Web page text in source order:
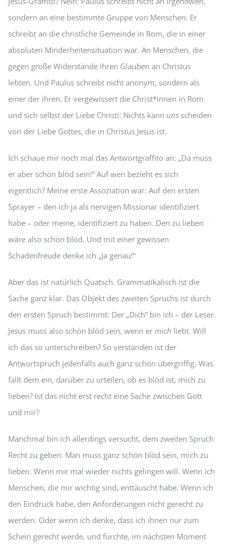
sondern an eine bestimmte Gruppe von Menschen. Er
schreibt an die christliche Gemeinde in Rom, die in einer
absoluten Minderheitensituation war. An Menschen, die
gegen große Widerstände ihren Glauben an Christus
lebten. Und Paulus schreibt nicht anonym, sondern als
einer der ihren. Er vergewissert die Christ*innen in Rom
und sich selbst der Liebe Christi: Nichts kann unsscheiden
von der Liebe Gottes, die in Christus Jesus ist.
Ich schaue mir noch mal das Antwortgraffito an: „Da muss
er aber schön blöd sein!“ Auf wen bezieht es sich
eigentlich? Meine erste Assoziation war: Auf den ersten
Sprayer – den ich ja als nervigen Missionar identifiziert
habe – oder meine, identifiziert zu haben. Den zu lieben
wäre also schön blöd. Und mit einer gewissen
Schadenfreude denke ich „Ja genau!“
Aber das ist natürlich Quatsch. Grammatikalisch ist die
Sache ganz klar. Das Objekt des zweiten Spruchs ist durch
den ersten Spruch bestimmt: Der „Dich“ bin ich – der Leser.
Jesus muss also schön blöd sein, wenn er mich liebt. Will
ich das so unterschreiben? So verstanden ist der
Antwortspruch jedenfalls auch ganz schön übergriffig. Was
fällt dem ein, darüber zu urteilen, ob es blöd ist, mich zu
lieben? Ist das nicht erst recht eine Sache zwischen Gott
und mir?
Manchmal bin ich allerdings versucht, dem zweiten Spruch
Recht zu geben. Man muss ganz schön blöd sein, mich zu
lieben. Wenn mir mal wieder nichts gelingen will. Wenn ich
Menschen, die mir wichtig sind, enttäuscht habe. Wenn ich
den Eindruck habe, den Anforderungen nicht gerecht zu
werden. Oder wenn ich denke, dass ich ihnen nur zum
Schein gerecht werde, und fürchte, im nächsten Moment